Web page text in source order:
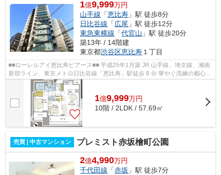
1億9,999万円
山手線 「恵比寿 」駅 徒歩8分
日比谷線 「広尾 」駅 徒歩12分
東急東横線 「代官山 」駅 徒歩20分
築13年 / 14階建
東京都渋谷区恵比寿 １丁目
■■ローレルアイ恵比寿ピアース■■ 平成25年1月築 JR 山手線、埼京線、湘南
新宿ライン、東京メトロ日比谷線「恵比寿」駅徒歩 8 分 華やぐ洗練の都心
『恵比寿』 『渋谷』『代官山』『...
1億9,999万円
10階 / 2LDK / 57.69㎡
売買 | 中古マンション プレミスト赤坂檜町公園
2億4,990万円
千代田線 「赤坂 」駅 徒歩7分